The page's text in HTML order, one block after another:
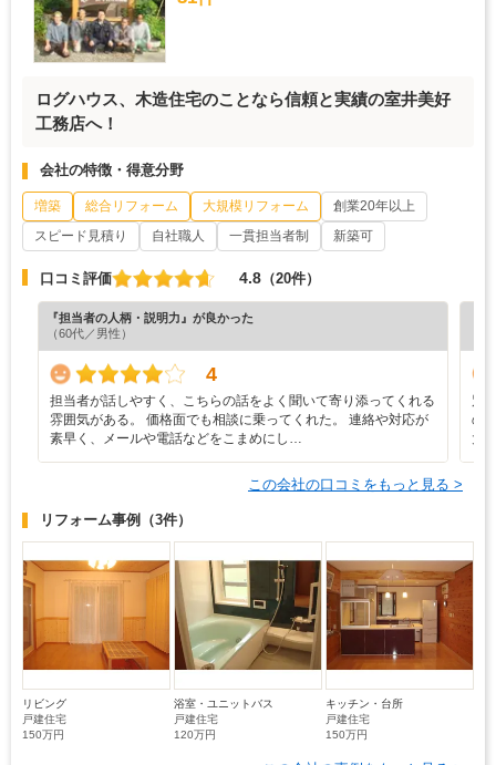
ログハウス、木造住宅のことなら信頼と実績の室井美好
工務店へ！
会社の特徴・得意分野
増築 総合リフォーム 大規模リフォーム
創業20年以上
スピード見積り
自社職人 一貫担当者制 新築可
口コミ評価 4.8 （20件）
『担当者の人柄・説明力』が良かった
（60代／男性）
4
担当者が話しやすく、こちらの話をよく聞いて寄り添ってくれる
雰囲気がある。 価格面でも相談に乗ってくれた。 連絡や対応が
素早く、メールや電話などをこまめにし…
別
の
大
この会社の口コミをもっと見る >
リフォーム事例 （3件）
リビング
戸建住宅
150万円
浴室・ユニットバス
戸建住宅
120万円
キッチン・台所
戸建住宅
150万円